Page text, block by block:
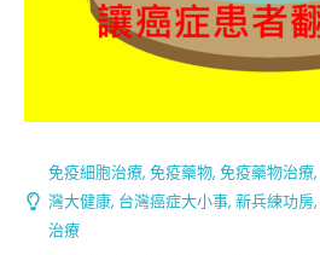
免疫細胞治療, 免疫藥物, 免疫藥物治療,
灣大健康, 台灣癌症大小事, 新兵練功房,
治療